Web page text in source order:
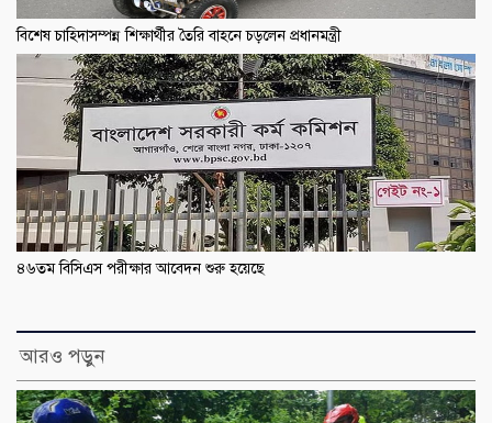
বিশেষ চাহিদাসম্পন্ন শিক্ষার্থীর তৈরি বাহনে চড়লেন প্রধানমন্ত্রী
৪৬তম বিসিএস পরীক্ষার আবেদন শুরু হয়েছে
আরও পড়ুন